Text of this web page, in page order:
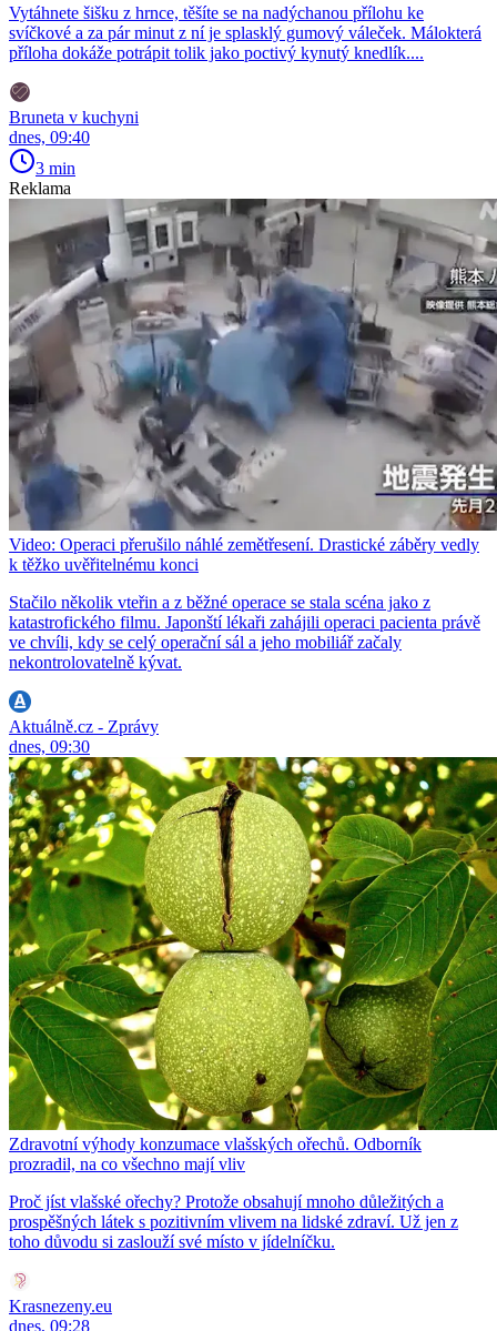
Vytáhnete šišku z hrnce, těšíte se na nadýchanou přílohu ke
svíčkové a za pár minut z ní je splasklý gumový váleček. Málokterá
příloha dokáže potrápit tolik jako poctivý kynutý knedlík....
Bruneta v kuchyni
dnes, 09:40
3 min
Reklama
Video: Operaci přerušilo náhlé zemětřesení. Drastické záběry vedly
k těžko uvěřitelnému konci
Stačilo několik vteřin a z běžné operace se stala scéna jako z
katastrofického filmu. Japonští lékaři zahájili operaci pacienta právě
ve chvíli, kdy se celý operační sál a jeho mobiliář začaly
nekontrolovatelně kývat.
Aktuálně.cz - Zprávy
dnes, 09:30
Zdravotní výhody konzumace vlašských ořechů. Odborník
prozradil, na co všechno mají vliv
Proč jíst vlašské ořechy? Protože obsahují mnoho důležitých a
prospěšných látek s pozitivním vlivem na lidské zdraví. Už jen z
toho důvodu si zaslouží své místo v jídelníčku.
Krasnezeny.eu
dnes, 09:28